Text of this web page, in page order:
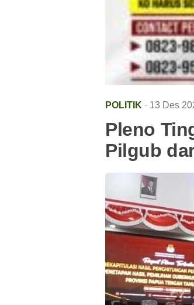
POLITIK · 13 Des
Pleno
Pilgub